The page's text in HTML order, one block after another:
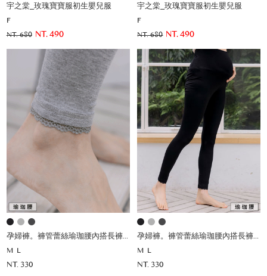
宇之棠_玫瑰寶寶服初生嬰兒服
F
NT. 680 NT. 490
宇之棠_玫瑰寶寶服初生嬰兒服
F
NT. 680 NT. 490
孕婦褲。褲管蕾絲瑜珈腰內搭長褲(薄)
M L
NT. 330
孕婦褲。褲管蕾絲瑜珈腰內搭長褲(薄)
M L
NT. 330